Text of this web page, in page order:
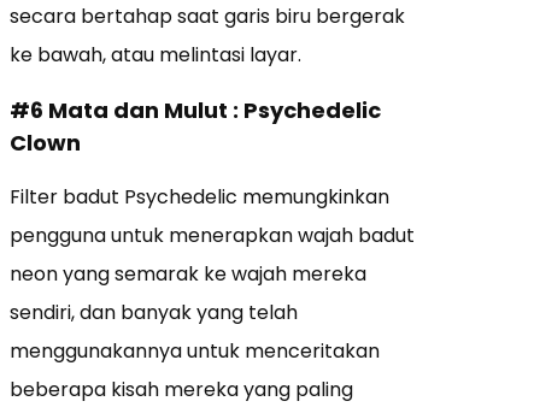
secara bertahap saat garis biru bergerak
ke bawah, atau melintasi layar.
#6 Mata dan Mulut : Psychedelic
Clown
Filter badut Psychedelic memungkinkan
pengguna untuk menerapkan wajah badut
neon yang semarak ke wajah mereka
sendiri, dan banyak yang telah
menggunakannya untuk menceritakan
beberapa kisah mereka yang paling